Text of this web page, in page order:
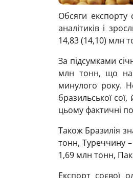
Обсяги експорту
аналітиків і
14,83 (14,10) млн
За підсумками
млн тонн, що на
минулого року.
бразильської
цьому фактичні
Також Бразилія
тонн, Туреччину
1,69 млн тонн,
Експорт соєвої